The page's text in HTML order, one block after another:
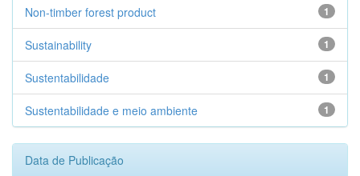
1
Non-timber forest product
1
Sustainability
1
Sustentabilidade
1
Sustentabilidade e meio ambiente
Data de Publicação